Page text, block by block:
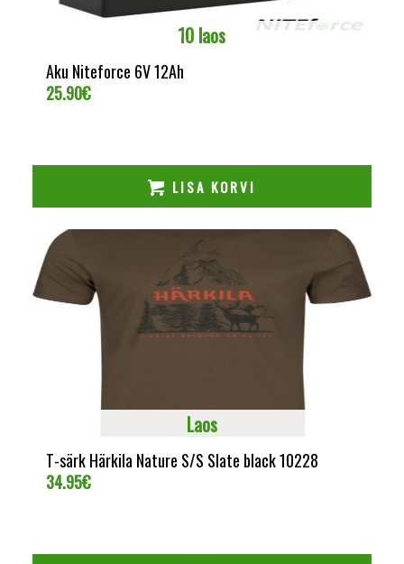
10 laos
Aku Niteforce 6V 12Ah
25.90€
LISA KORVI
Laos
T-särk Härkila Nature S/S Slate black 10228
34.95€